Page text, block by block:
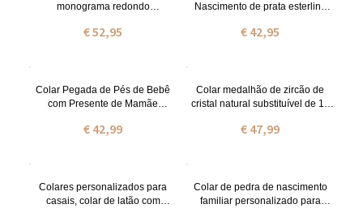
monograma redondo
€ 52,95
Nascimento de prata esterlina
€ 42,95
Colar Pegada de Pés de Bebê
com Presente de Mamãe
€ 42,99
Colar medalhão de zircão de
cristal natural substituível de 10
925, presente de
€ 47,99
Colares personalizados para
casais, colar de latão com
Colar de pedra de nascimento
familiar personalizado para